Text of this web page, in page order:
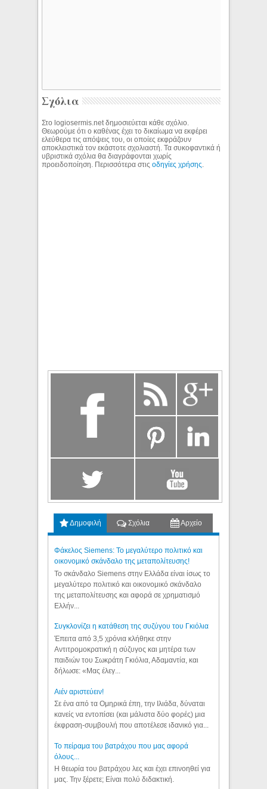
Σχόλια
Στο logiosermis.net δημοσιεύεται κάθε σχόλιο.
Θεωρούμε ότι ο καθένας έχει το δικαίωμα να εκφέρει
ελεύθερα τις απόψεις του, οι οποίες εκφράζουν
αποκλειστικά τον εκάστοτε σχολιαστή. Τα συκοφαντικά ή
υβριστικά σχόλια θα διαγράφονται χωρίς
προειδοποίηση. Περισσότερα στιςοδηγίες χρήσης
Δημοφιλή Σχόλια Αρχείο
Φάκελος Siemens: Το μεγαλύτερο πολιτικό και
οικονομικό σκάνδαλο της μεταπολίτευσης!
Το σκάνδαλο Siemens στην Ελλάδα είναι ίσως το
μεγαλύτερο πολιτικό και οικονομικό σκάνδαλο
της μεταπολίτευσης και αφορά σε χρηματισμό
Ελλήν...
Συγκλονίζει η κατάθεση της συζύγου του Γκιόλια
Έπειτα από 3,5 χρόνια κλήθηκε στην
Αντιτρομοκρατική η σύζυγος και μητέρα των
παιδιών του Σωκράτη Γκιόλια, Αδαμαντία, και
δήλωσε: «Μας έλεγ...
Aιέν αριστεύειν!
Σε ένα από τα Ομηρικά έπη, την Ιλιάδα, δύναται
κανείς να εντοπίσει (και μάλιστα δύο φορές) μια
έκφραση-συμβουλή που αποτέλεσε ιδανικό για...
Το πείραμα του βατράχου που μας αφορά
όλους...
Η θεωρία του βατράχου λες και έχει επινοηθεί για
μας. Την ξέρετε; Είναι πολύ διδακτική.